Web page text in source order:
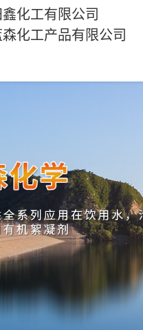
化工有限公司
化工产品有限公司